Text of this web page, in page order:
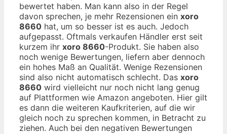
bewertet haben. Man kann also in der Regel
davon sprechen, je mehr Rezensionen ein xoro
8660 hat, um so besser ist es auch. Jedoch
aufgepasst. Oftmals verkaufen Händler erst seit
kurzem ihr xoro 8660-Produkt. Sie haben also
noch wenige Bewertungen, liefern aber dennoch
ein hohes Maß an Qualität. Wenige Rezensionen
sind also nicht automatisch schlecht. Das xoro
8660 wird vielleicht nur noch nicht lang genug
auf Plattformen wie Amazon angeboten. Hier gilt
es dann die weiteren Kaufkriterien, auf die wir
gleich noch zu sprechen kommen, in Betracht zu
ziehen. Auch bei den negativen Bewertungen